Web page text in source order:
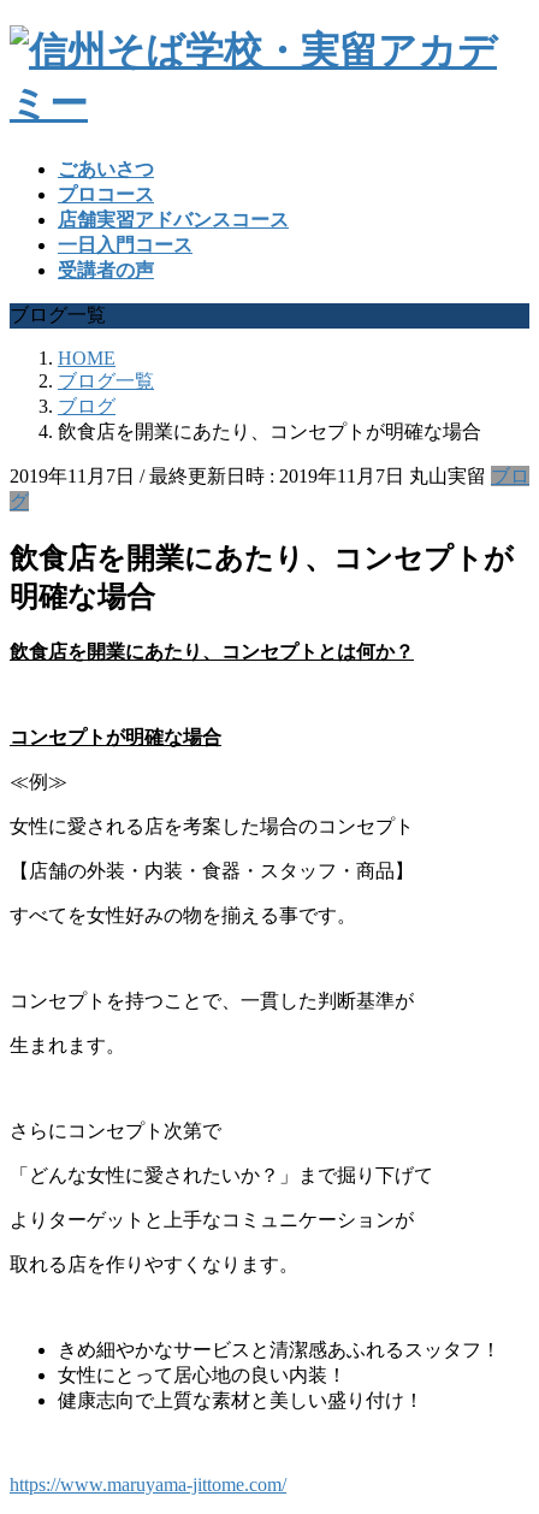
ごあいさつ
プロコース
店舗実習アドバンスコース
一日入門コース
受講者の声
ブログ一覧
HOME
ブログ一覧
ブログ
飲食店を開業にあたり、コンセプトが明確な場合
2019年11月7日 / 最終更新日時 : 2019年11月7日 丸山実留 ブロ
グ
飲食店を開業にあたり、コンセプトが
明確な場合
飲食店を開業にあたり、 コンセプトとは何か？
コンセプトが明確な場合
≪例≫
女性に愛される店を考案した場合のコンセプト
【店舗の外装・内装・食器・スタッフ・商品】
すべてを女性好みの物を揃える事です。
コンセプトを持つことで、一貫した判断基準が
生まれます。
さらにコンセプト次第で
「どんな女性に愛されたいか？」まで掘り下げて
よりターゲットと上手なコミュニケーションが
取れる店を作りやすくなります。
きめ細やかなサービスと清潔感あふれるスッタフ！
女性にとって居心地の良い内装！
健康志向で上質な素材と美しい盛り付け！
https://www.maruyama-jittome.com/